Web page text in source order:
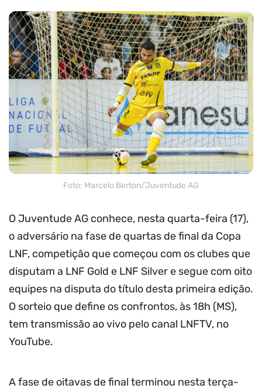
Foto: Marcelo Berton/Juventude AG
O Juventude AG conhece, nesta quarta-feira (17),
o adversário na fase de quartas de final da Copa
LNF, competição que começou com os clubes que
disputam a LNF Gold e LNF Silver e segue com oito
equipes na disputa do título desta primeira edição.
O sorteio que define os confrontos, às 18h (MS),
tem transmissão ao vivo pelo canal LNFTV, no
YouTube.
A fase de oitavas de final terminou nesta terça-